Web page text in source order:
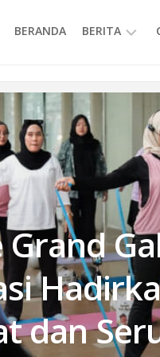
BERANDA BERITA
dan